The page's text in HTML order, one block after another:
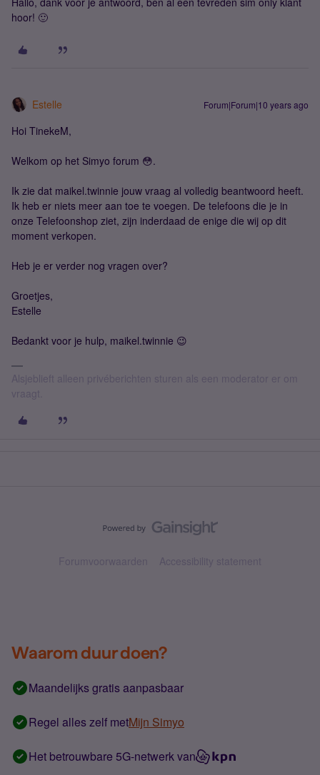
hoor! 🙂
Estelle Forum|Forum|10 years ago
Hoi TinekeM,
Welkom op het Simyo forum 😳.
Ik zie dat maikel.twinnie jouw vraag al volledig beantwoord heeft.
Ik heb er niets meer aan toe te voegen. De telefoons die je in
onze Telefoonshop ziet, zijn inderdaad de enige die wij op dit
moment verkopen.
Heb je er verder nog vragen over?
Groetjes,
Estelle
Bedankt voor je hulp, maikel.twinnie 😉
Alsjeblieft alleen privéberichten sturen als een moderator er om
vraagt.
Forumvoorwaarden Accessibility statement
Waarom duur doen?
Maandelijks gratis aanpasbaar
Regel alles zelf metMijn Simyo
Het betrouwbare 5G-netwerk van